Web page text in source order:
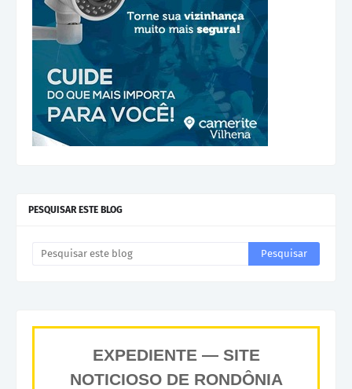
PESQUISAR ESTE BLOG
EXPEDIENTE — SITE
NOTICIOSO DE RONDÔNIA